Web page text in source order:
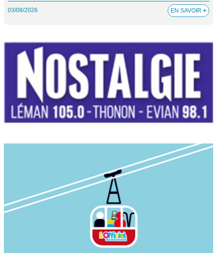
03/08/2026 EN SAVOIR +